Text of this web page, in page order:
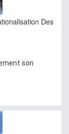
Des
son